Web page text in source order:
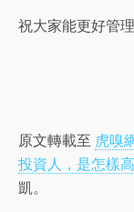
祝大家能更好管
原文轉載至 虎嗅
投資人，是怎樣
凱。